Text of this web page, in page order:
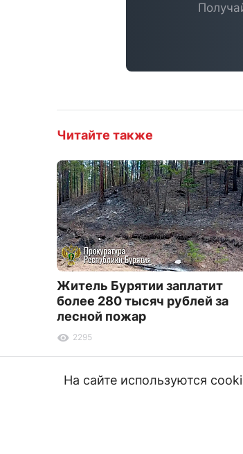
Читайте также
Житель Бурятии заплатит
более 280 тысяч рублей за
лесной пожар
2295
На сайте используются